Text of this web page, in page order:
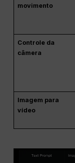
movimento
Controle da
câmera
Imagem para
vídeo